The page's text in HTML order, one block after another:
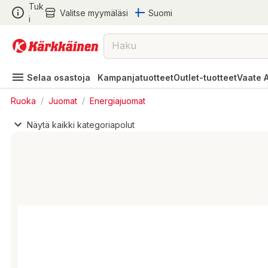
Tuk
i
Valitse myymäläsi Suomi
Selaa osastoja KampanjatuotteetOutlet-tuotteetVaate
Ruoka / Juomat / Energiajuomat
Näytä kaikki kategoriapolut